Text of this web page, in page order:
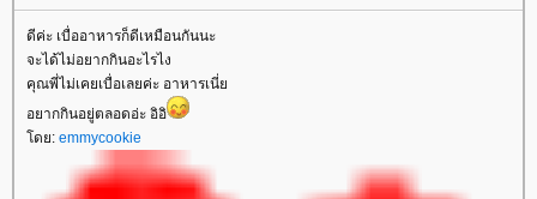
ดีค่ะ เบื่ออาหารก็ดีเหมือนกันนะ
จะได้ไม่อยากกินอะไรไง
คุณพี่ไม่เคยเบื่อเลยค่ะ อาหารเนี่
อยากกินอยู่ตลอดอ่ะ อิอิ
ดย: emmycookie